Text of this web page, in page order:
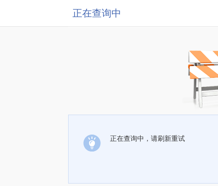
正在查询中
正在查询中，请刷新重试